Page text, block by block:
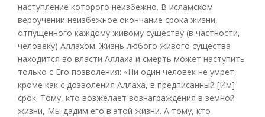
наступление которого неизбежно. В исламском
вероучении неизбежное окончание срока жизни,
отпущенного каждому живому существу (в частности,
человеку) Аллахом. Жизнь любого живого существа
находится во власти Аллаха и смерть может наступить
только с Его позволения: «Ни один человек не умрет,
кроме как с дозволения Аллаха, в предписанный [Им]
срок. Тому, кто возжелает вознаграждения в земной
жизни, Мы дадим его в этой жизни. А тому, кто